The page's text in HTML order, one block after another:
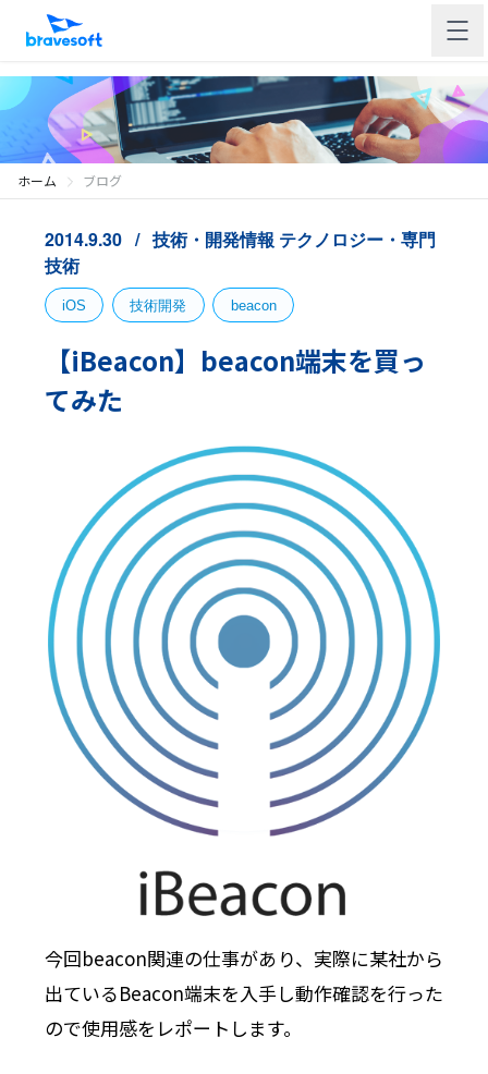
ホーム ブログ
2014.9.30 技術・開発情報 テクノロジー・専門
技術
iOS 技術開発 beacon
【iBeacon】beacon端末を買っ
てみた
今回beacon関連の仕事があり、実際に某社から
出ているBeacon端末を入手し動作確認を行った
ので使用感をレポートします。